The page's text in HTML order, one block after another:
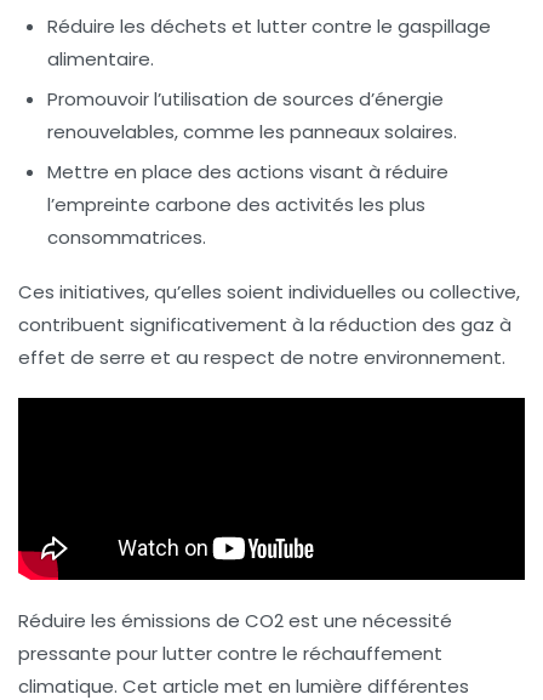
Réduire les déchets et lutter contre le gaspillage
alimentaire.
Promouvoir l’utilisation de sources d’énergie
renouvelables, comme les panneaux solaires.
Mettre en place des actions visant à réduire
l’empreinte carbone des activités les plus
consommatrices.
Ces initiatives, qu’elles soient individuelles ou collective,
contribuent significativement à la réduction des gaz à
effet de serre et au respect de notre environnement.
Réduire les émissions de CO2est une nécessité
pressante pour lutter contre le réchauffement
climatique. Cet article met en lumière différentes